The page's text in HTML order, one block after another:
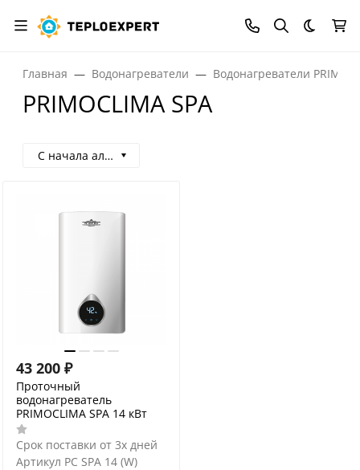
Темная
Главная Водонагреватели Водонагреватели
PRIMOCLIMA SPA
С начала алфавита
43 200 ₽
Проточный
водонагреватель
PRIMOCLIMA SPA 14 кВт
Срок поставки от 3х дней
Артикул PC SPA 14 (W)